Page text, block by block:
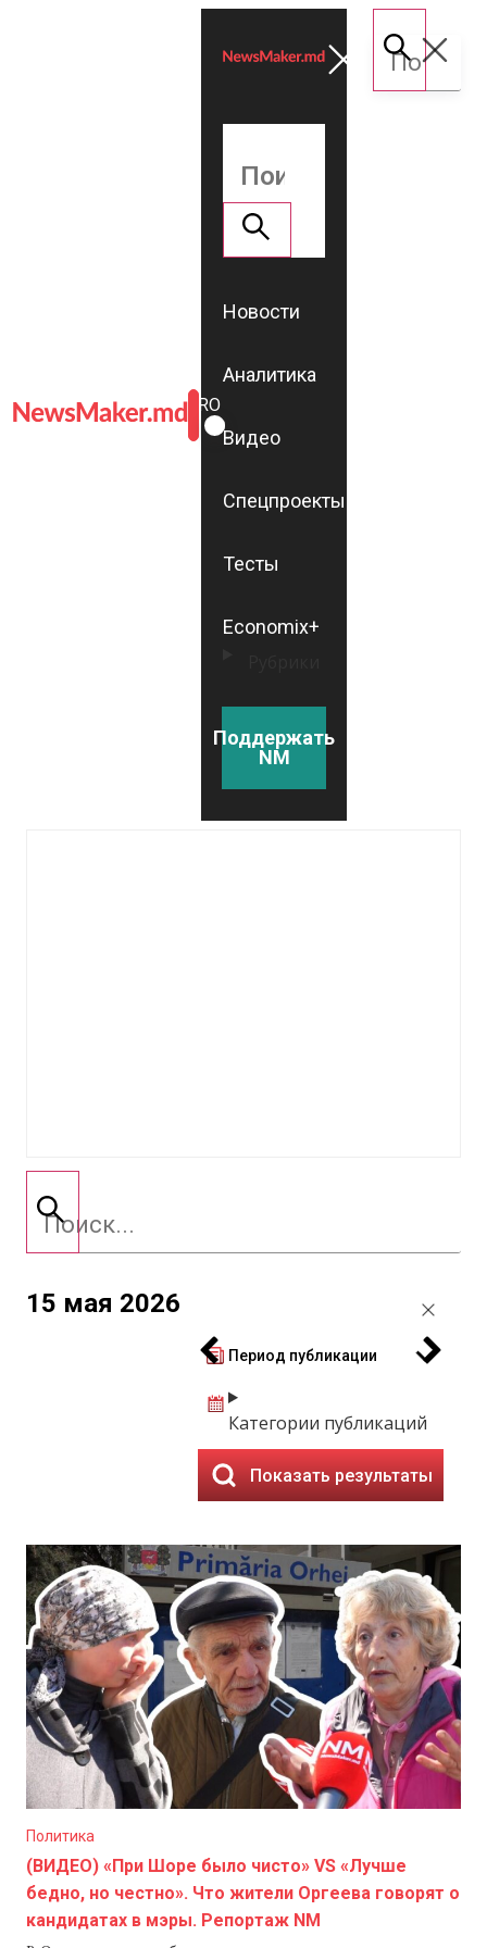
ROMÂNĂ
RU
Новости
Аналитика
Видео
Спецпроекты
Тесты
Economix+
Поддержать
NM
15 мая 2026
Период публикации
Категории публикаций
Показать результаты
Политика
(ВИДЕО) «При Шоре было чисто» VS «Лучше
бедно, но честно». Что жители Оргеева говорят о
кандидатах в мэры. Репортаж NM